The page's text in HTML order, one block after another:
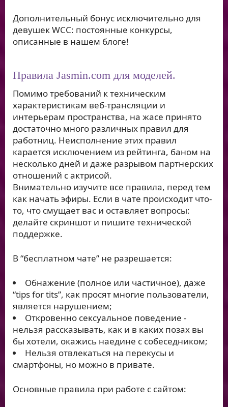
Дополнительный бонус исключительно для
девушек WCC: постоянные конкурсы,
описанные в нашем блоге!
Правила Jasmin.com для моделей.
Помимо требований к техническим
характеристикам веб-трансляции и
интерьерам пространства, на жасе принято
достаточно много различных правил для
работниц. Неисполнение этих правил
карается исключением из рейтинга, баном на
несколько дней и даже разрывом партнерских
отношений с актрисой.
Внимательно изучите все правила, перед тем
как начать эфиры. Если в чате происходит что-
то, что смущает вас и оставляет вопросы:
делайте скриншот и пишите технической
поддержке.
В “бесплатном чате” не разрешается:
Обнажение (полное или частичное), даже
“tips for tits”, как просят многие пользователи,
является нарушением;
Откровенно сексуальное поведение -
нельзя рассказывать, как и в каких позах вы
бы хотели, окажись наедине с собеседником;
Нельзя отвлекаться на перекусы и
смартфоны, но можно в привате.
Основные правила при работе с сайтом: